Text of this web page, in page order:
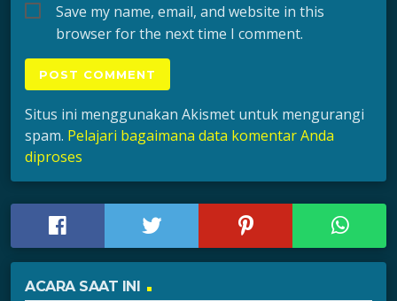
Save my name, email, and website in this
browser for the next time I comment.
Situs ini menggunakan Akismet untuk mengurangi
spam. Pelajari bagaimana data komentar Anda
diproses
ACARA SAAT INI